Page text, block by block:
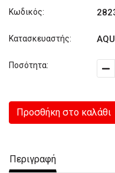
Κωδικός:
Κατασκευαστής:
Ποσότητα:
Προσθήκη στο καλάθι
Περιγραφή